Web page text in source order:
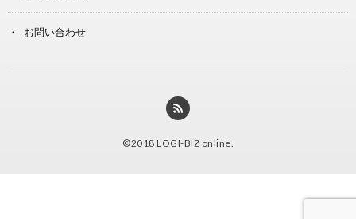
お問い合わせ
©2018 LOGI-BIZ online.